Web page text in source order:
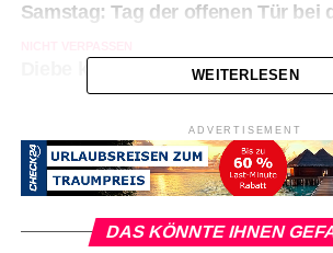
Samstag: Tag der offenen Tür bei
Diebe klauen Waschmaschine –
WEITERLESEN
ADVERTISEMENT
DAS KÖNNTE IHNEN